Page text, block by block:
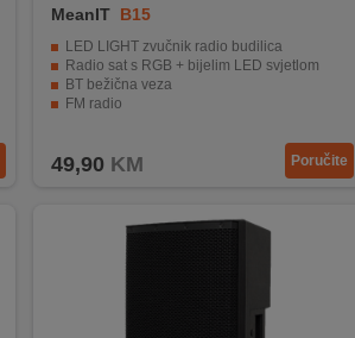
MeanIT B15
LED LIGHT zvučnik radio budilica
Radio sat s RGB + bijelim LED svjetlom
BT bežična veza
FM radio
49,90 KM Poručite